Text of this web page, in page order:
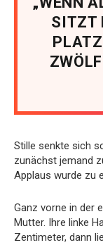
SITZT
Stille senkte sich
zunächst jemand
Applaus wurde zu
Ganz vorne in der
Mutter. Ihre linke
Zentimeter, dann